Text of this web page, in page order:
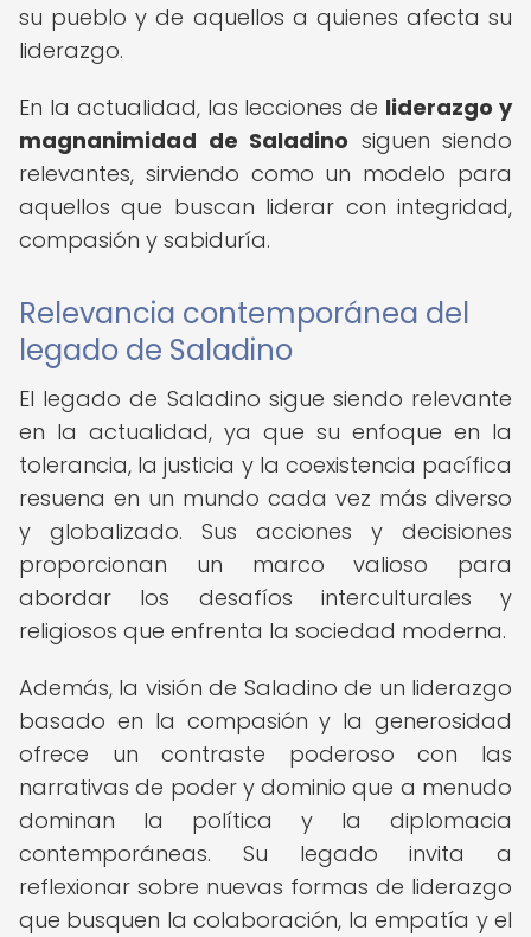
su pueblo y de aquellos a quienes afecta su
liderazgo.
En la actualidad, las lecciones de liderazgo y
magnanimidad de Saladino siguen siendo
relevantes, sirviendo como un modelo para
aquellos que buscan liderar con integridad,
compasión y sabiduría.
Relevancia contemporánea del
legado de Saladino
El legado de Saladino sigue siendo relevante
en la actualidad, ya que su enfoque en la
tolerancia, la justicia y la coexistencia pacífica
resuena en un mundo cada vez más diverso
y globalizado. Sus acciones y decisiones
proporcionan un marco valioso para
abordar los desafíos interculturales y
religiosos que enfrenta la sociedad moderna.
Además, la visión de Saladino de un liderazgo
basado en la compasión y la generosidad
ofrece un contraste poderoso con las
narrativas de poder y dominio que a menudo
dominan la política y la diplomacia
contemporáneas. Su legado invita a
reflexionar sobre nuevas formas de liderazgo
que busquen la colaboración, la empatía y el